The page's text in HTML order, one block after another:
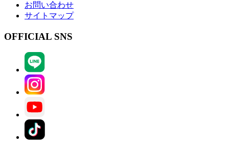
お問い合わせ
サイトマップ
OFFICIAL SNS